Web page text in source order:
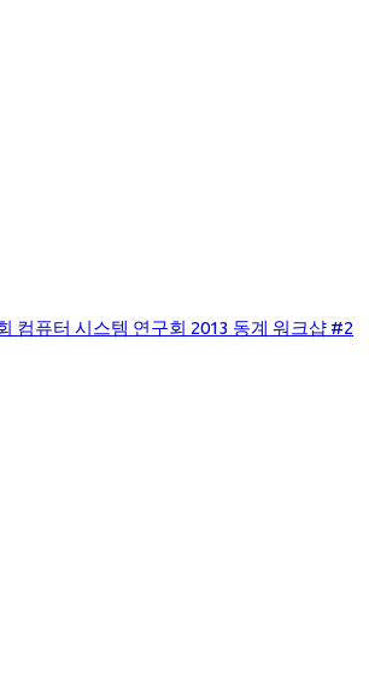
컴퓨터 시스템 연구회 2013 동계 워크샵 #2